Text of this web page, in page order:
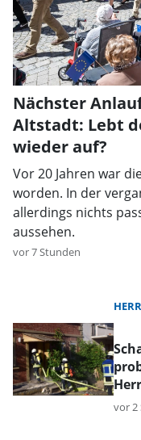
Nächster
Altstadt: Lebt
wieder auf?
Vor 20 Jahren war
worden. In der
allerdings nichts
aussehen.
vor 7 Stunden
vor 2